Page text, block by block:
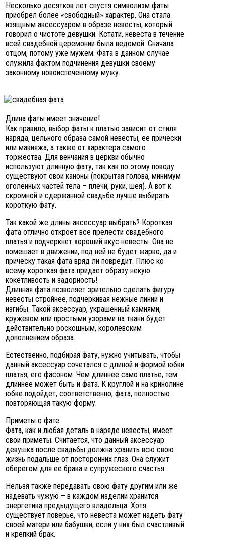
Несколько десятков лет спустя символизм фаты
приобрел более «свободный» характер. Она стала
изящным аксессуаром в образе невесты, который
говорил о чистоте девушки. Кстати, невеста в течение
всей свадебной церемонии была ведомой. Сначала
отцом, потому уже мужем. Фата в данном случае
служила фактом подчинения девушки своему
законному новоиспеченному мужу.
Длина фаты имеет значение!
Как правило, выбор фаты к платью зависит от стиля
наряда, цельного образа самой невесты, ее прически
или макияжа, а также от характера самого
торжества. Для венчания в церкви обычно
используют длинную фату, так как по этому поводу
существуют свои каноны (покрытая голова, минимум
оголенных частей тела – плечи, руки, шея). А вот к
скромной и сдержанной свадьбе лучше выбирать
короткую фату.
Так какой же длины аксессуар выбрать? Короткая
фата отлично откроет все прелести свадебного
платья и подчеркнет хороший вкус невесты. Она не
помешает в движении, под ней не будет жарко, да и
прическу такая фата вряд ли повредит. Плюс ко
всему короткая фата придает образу некую
кокетливость и задорность!
Длинная фата позволяет зрительно сделать фигуру
невесты стройнее, подчеркивая нежные линии и
изгибы. Такой аксессуар, украшенный камнями,
кружевом или простыми узорами на ткани будет
действительно роскошным, королевским
дополнением образа.
Естественно, подбирая фату, нужно учитывать, чтобы
данный аксессуар сочетался с длиной и формой юбки
платья, его фасоном. Чем длиннее само платье, тем
длиннее может быть и фата. К круглой и на кринолине
юбке подойдет, соответственно, фата, полностью
повторяющая такую форму.
Приметы о фате
Фата, как и любая деталь в наряде невесты, имеет
свои приметы. Считается, что данный аксессуар
девушка после свадьбы должна хранить всю свою
жизнь подальше от посторонних глаз. Она служит
оберегом для ее брака и супружеского счастья.
Нельзя также передавать свою фату другим или же
надевать чужую – в каждом изделии хранится
энергетика предыдущего владельца. Хотя
существует поверье, что невеста может надеть фату
своей матери или бабушки, если у них был счастливый
и крепкий брак.